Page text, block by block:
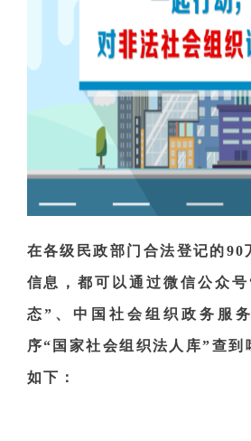
在各级民政部门合法登记的90
信息，都可以通过微信公众
态”、中国社会组织政务服
序“国家社会组织法人库”查到
如下：